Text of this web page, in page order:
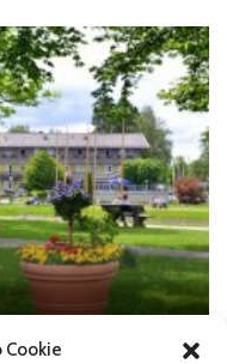
Cookie